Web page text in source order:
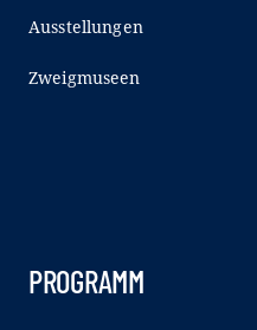
Ausstellungen
Zweigmuseen
PROGRAMM